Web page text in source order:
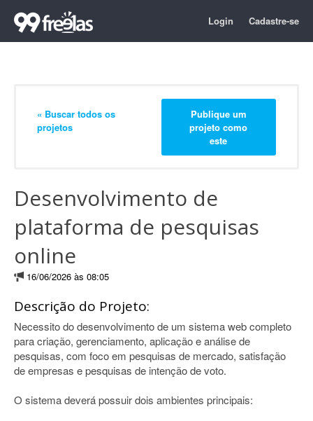
Login Cadastre-se
« Buscar todos os
projetos
Publique um
projeto como
este
Desenvolvimento de
plataforma de pesquisas
online
16/06/2026 às 08:05
Descrição do Projeto:
Necessito do desenvolvimento de um sistema web completo
para criação, gerenciamento, aplicação e análise de
pesquisas, com foco em pesquisas de mercado, satisfação
de empresas e pesquisas de intenção de voto.
O sistema deverá possuir dois ambientes principais: